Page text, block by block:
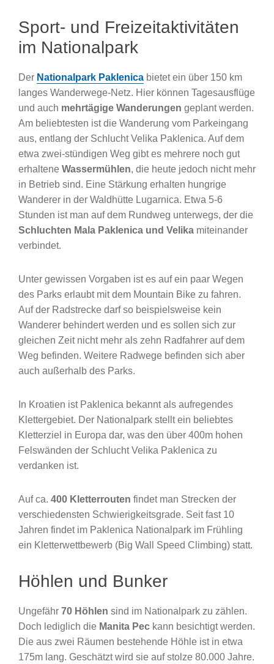
Sport- und Freizeitaktivitäten
im Nationalpark
Der Nationalpark Paklenica bietet ein über 150 km
langes Wanderwege-Netz. Hier können Tagesausflüge
und auch mehrtägige Wanderungen geplant werden.
Am beliebtesten ist die Wanderung vom Parkeingang
aus, entlang der Schlucht Velika Paklenica. Auf dem
etwa zwei-stündigen Weg gibt es mehrere noch gut
erhaltene Wassermühlen, die heute jedoch nicht mehr
in Betrieb sind. Eine Stärkung erhalten hungrige
Wanderer in der Waldhütte Lugarnica. Etwa 5-6
Stunden ist man auf dem Rundweg unterwegs, der die
Schluchten Mala Paklenica und Velika miteinander
verbindet.
Unter gewissen Vorgaben ist es auf ein paar Wegen
des Parks erlaubt mit dem Mountain Bike zu fahren.
Auf der Radstrecke darf so beispielsweise kein
Wanderer behindert werden und es sollen sich zur
gleichen Zeit nicht mehr als zehn Radfahrer auf dem
Weg befinden. Weitere Radwege befinden sich aber
auch außerhalb des Parks.
In Kroatien ist Paklenica bekannt als aufregendes
Klettergebiet. Der Nationalpark stellt ein beliebtes
Kletterziel in Europa dar, was den über 400m hohen
Felswänden der Schlucht Velika Paklenica zu
verdanken ist.
Auf ca. 400 Kletterrouten findet man Strecken der
verschiedensten Schwierigkeitsgrade. Seit fast 10
Jahren findet im Paklenica Nationalpark im Frühling
ein Kletterwettbewerb (Big Wall Speed Climbing) statt.
Höhlen und Bunker
Ungefähr 70 Höhlen sind im Nationalpark zu zählen.
Doch lediglich die Manita Pec kann besichtigt werden.
Die aus zwei Räumen bestehende Höhle ist in etwa
175m lang. Geschätzt wird sie auf stolze 80.000 Jahre.